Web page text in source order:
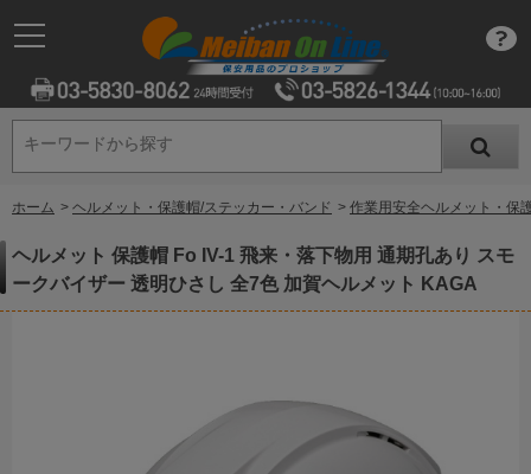
キーワードから探す
キーワードから探す
ホーム > ヘルメット・保護帽/ステッカー・バンド > 作業用安全ヘルメット・保
ヘルメット 保護帽 Fo IV-1 飛来・落下物用 通期孔あり スモ
ークバイザー 透明ひさし 全7色 加賀ヘルメット KAGA